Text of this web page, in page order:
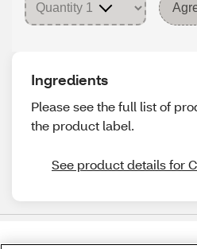
Ingredients
Please see the full list of
the product label.
See product details for